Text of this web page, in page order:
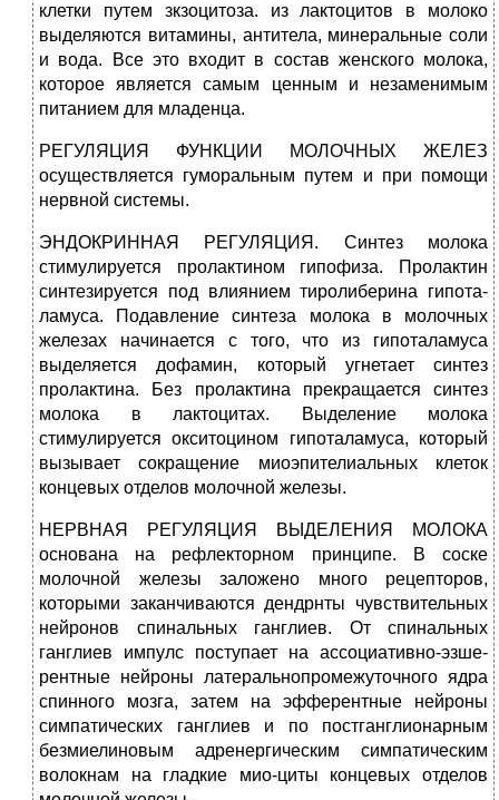
клет­ки путем зкзоцитоза. из лактоцитов в молоко
выделяются витамины, ан­титела, минеральные соли
и вода. Все это входит в состав женского молока,
которое является самым ценным и незаменимым
питанием для младенца.
РЕГУЛЯЦИЯ ФУНКЦИИ МОЛОЧНЫХ ЖЕЛЕЗ
осуществляется гуморальным пу­тем и при помощи
нервной системы.
ЭНДОКРИННАЯ РЕГУЛЯЦИЯ. Синтез молока
стимулируется пролактином гипофиза. Пролактин
синтезируется под влиянием тиролиберина гипота­
ламуса. Подавление синтеза молока в молочных
железах начинается с того, что из гипоталамуса
выделяется дофамин, который угнетает син­тез
пролактина. Без пролактина прекращается синтез
молока в лактоци­тах. Выделение молока
стимулируется окситоцином гипоталамуса, кото­рый
вызывает сокращение миоэпителиальных клеток
концевых отделов мо­лочной железы.
НЕРВНАЯ РЕГУЛЯЦИЯ ВЫДЕЛЕНИЯ МОЛОКА
основана на рефлекторном принципе. В соске
молочной железы заложено много рецепторов,
которы­ми заканчиваются дендрнты чувствительных
нейронов спинальных гангли­ев. От спинальных
ганглиев импулс поступает на ассоциативно-эзше-
рентные нейроны латеральнопромежуточного ядра
спинного мозга, затем на эфферентные нейроны
симпатических ганглиев и по постганглионарным
безмиелиновым адренергическим симпатическим
волокнам на гладкие мио-циты концевых отделов